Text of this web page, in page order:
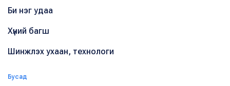
Би нэг удаа
Хүний багш
Шинжлэх ухаан, технологи
Бусад